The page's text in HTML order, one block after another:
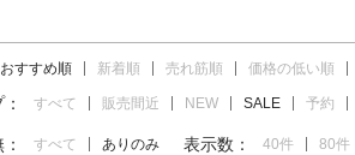
おすすめ順 新着順 売れ筋順 価格の低い順
すべて 販売間近 NEW SALE 予約
すべて ありのみ 表示数： 40件 80件